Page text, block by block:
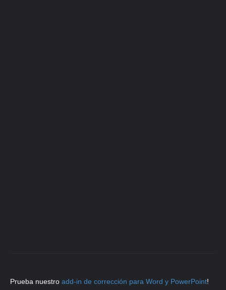
Prueba nuestro add-in de corrección para Word y PowerPoint!